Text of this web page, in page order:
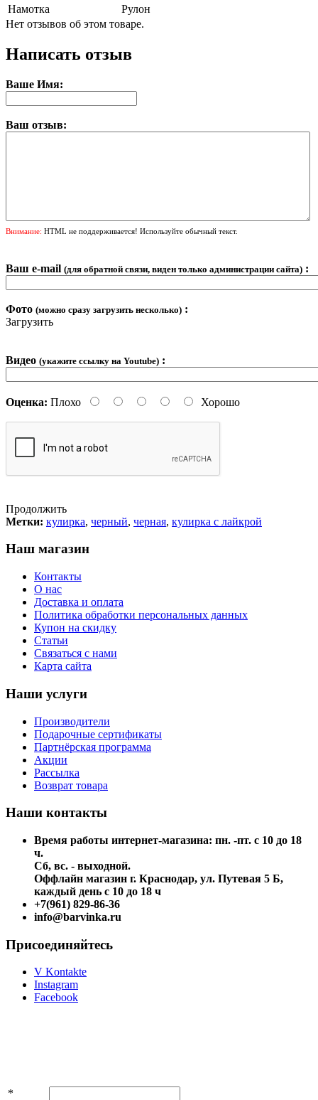
Намотка
Рулон
Нет отзывов об этом товаре.
Написать отзыв
Ваше Имя:
Ваш отзыв:
Внимание: HTML не поддерживается! Используйте обычный текст.
Ваш e-mail (для обратной связи, виден только администрации сайта) :
Фото (можно сразу загрузить несколько) :
Загрузить
Видео (укажите ссылку на Youtube) :
Оценка: Плохо Хорошо
Продолжить
Метки: кулирка, черный, черная, кулирка с лайкрой
Наш магазин
Контакты
О нас
Доставка и оплата
Политика обработки персональных данных
Купон на скидку
Статьи
Связаться с нами
Карта сайта
Наши услуги
Производители
Подарочные сертификаты
Партнёрская программа
Акции
Рассылка
Возврат товара
Наши контакты
Время работы интернет-магазина: пн. -пт. с 10 до 18
ч.
Сб, вс. - выходной.
Оффлайн магазин г. Краснодар, ул. Путевая 5 Б,
каждый день с 10 до 18 ч
+7(961) 829-86-36
info@barvinka.ru
Присоединяйтесь
V Kontakte
Instagram
Facebook
*